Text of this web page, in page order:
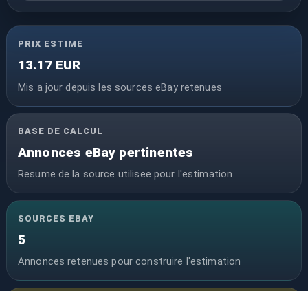
PRIX ESTIME
13.17 EUR
Mis a jour depuis les sources eBay retenues
BASE DE CALCUL
Annonces eBay pertinentes
Resume de la source utilisee pour l'estimation
SOURCES EBAY
5
Annonces retenues pour construire l'estimation